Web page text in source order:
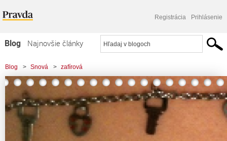
Registrácia Prihlásenie
Blog
Najnovšie články
Najčítanejšie články
Najkomentovanejšie články
Zoznam blogov
Komerčné blogy
Blog > Snová > zafírová